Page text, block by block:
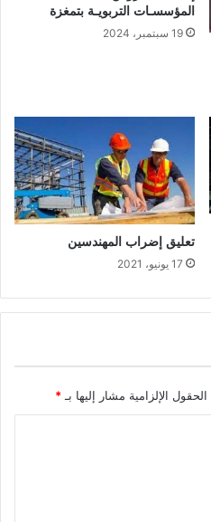
المؤسسـات التربويـة بتمغزة
19 سبتمبر، 2024
تعليق إضراب المهندسين
17 يونيو، 2021
الحقول الإلزامية مشار إليها بـ *